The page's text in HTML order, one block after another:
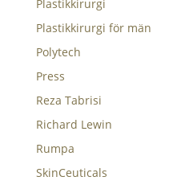
Plastikkirurgi
Plastikkirurgi för män
Polytech
Press
Reza Tabrisi
Richard Lewin
Rumpa
SkinCeuticals